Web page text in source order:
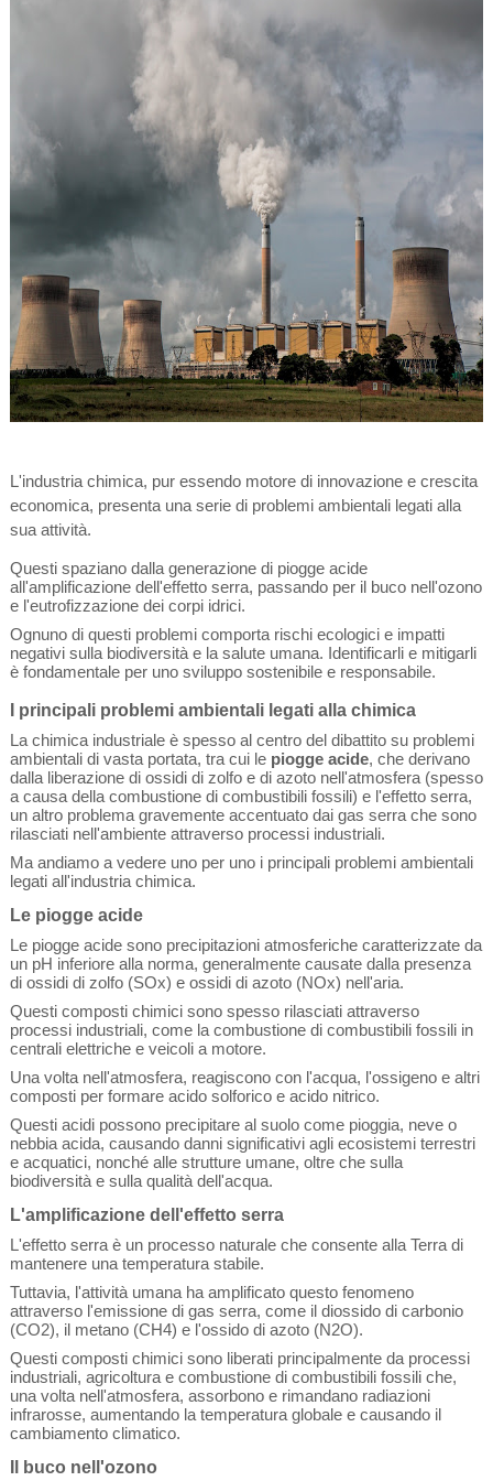
L'industria chimica, pur essendo motore di innovazione e crescita
economica, presenta una serie di problemi ambientali legati alla
sua attività.
Questi spaziano dalla generazione di piogge acide
all'amplificazione dell'effetto serra, passando per il buco nell'ozono
e l'eutrofizzazione dei corpi idrici.
Ognuno di questi problemi comporta rischi ecologici e impatti
negativi sulla biodiversità e la salute umana. Identificarli e mitigarli
è fondamentale per uno sviluppo sostenibile e responsabile.
I principali problemi ambientali legati alla chimica
La chimica industriale è spesso al centro del dibattito su problemi
ambientali di vasta portata, tra cui le piogge acide, che derivano
dalla liberazione di ossidi di zolfo e di azoto nell'atmosfera (spesso
a causa della combustione di combustibili fossili) e l'effetto serra,
un altro problema gravemente accentuato dai gas serra che sono
rilasciati nell'ambiente attraverso processi industriali.
Ma andiamo a vedere uno per uno i principali problemi ambientali
legati all'industria chimica.
Le piogge acide
Le piogge acide sono precipitazioni atmosferiche caratterizzate da
un pH inferiore alla norma, generalmente causate dalla presenza
di ossidi di zolfo (SOx) e ossidi di azoto (NOx) nell'aria.
Questi composti chimici sono spesso rilasciati attraverso
processi industriali, come la combustione di combustibili fossili in
centrali elettriche e veicoli a motore.
Una volta nell'atmosfera, reagiscono con l'acqua, l'ossigeno e altri
composti per formare acido solforico e acido nitrico.
Questi acidi possono precipitare al suolo come pioggia, neve o
nebbia acida, causando danni significativi agli ecosistemi terrestri
e acquatici, nonché alle strutture umane, oltre che sulla
biodiversità e sulla qualità dell'acqua.
L'amplificazione dell'effetto serra
L'effetto serra è un processo naturale che consente alla Terra di
mantenere una temperatura stabile.
Tuttavia, l'attività umana ha amplificato questo fenomeno
attraverso l'emissione di gas serra, come il diossido di carbonio
(CO2), il metano (CH4) e l'ossido di azoto (N2O).
Questi composti chimici sono liberati principalmente da processi
industriali, agricoltura e combustione di combustibili fossili che,
una volta nell'atmosfera, assorbono e rimandano radiazioni
infrarosse, aumentando la temperatura globale e causando il
cambiamento climatico.
Il buco nell'ozono